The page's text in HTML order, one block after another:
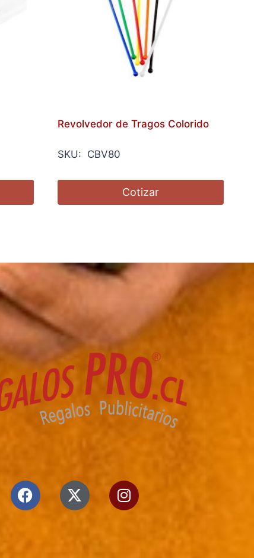
Revolvedor de Tragos Colorido
SKU: CBV80
Cotizar